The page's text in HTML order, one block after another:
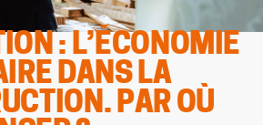
: L’ÉCONOMIE
DANS LA
PAR OÙ